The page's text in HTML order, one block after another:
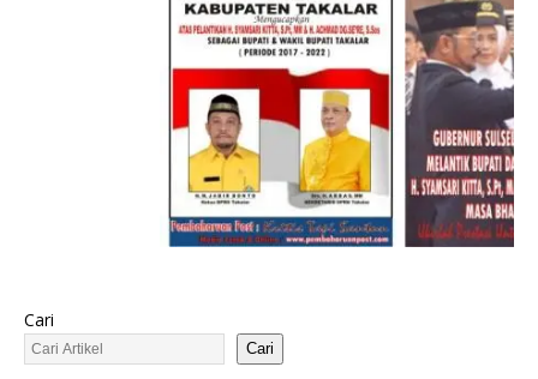
Cari
Cari